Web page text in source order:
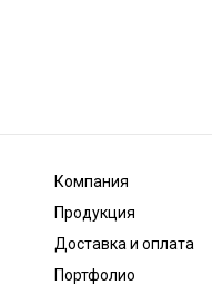
Компания
Продукция
Доставка и оплата
Портфолио